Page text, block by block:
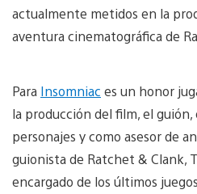
actualmente metidos en la
aventura cinematográfica de
Para Insomniac es un honor
la producción del film, el guión,
personajes y como asesor de
guionista de Ratchet & Clank,
encargado de los últimos